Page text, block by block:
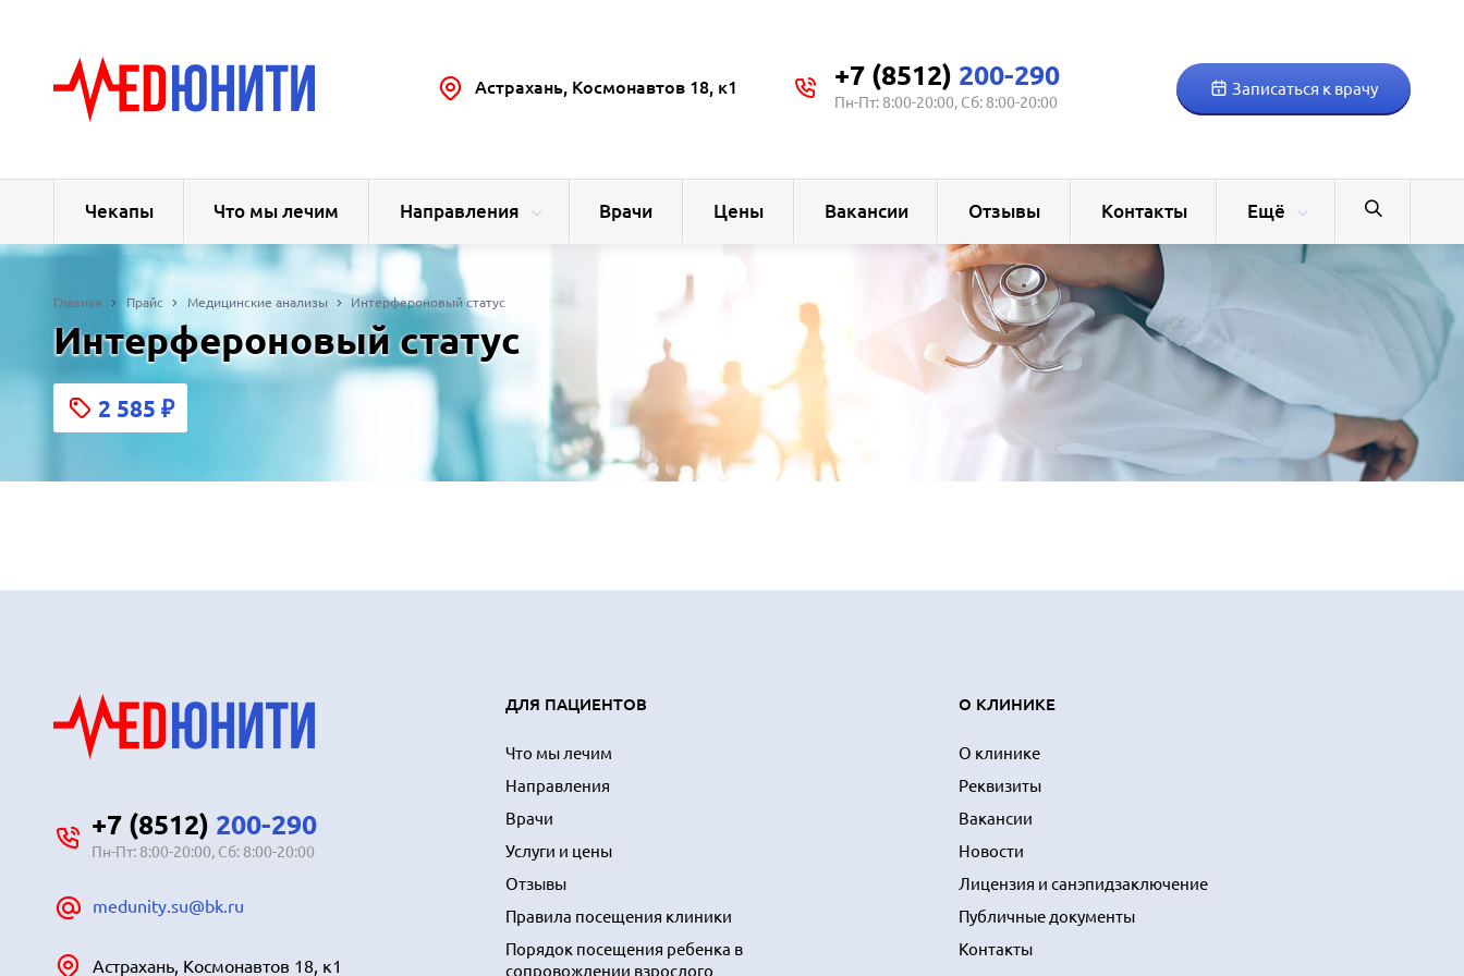
Астрахань, Космонавтов 18, к1 +7 (8512) 200-290
Пн-Пт: 8:00-20:00, Сб: 8:00-20:00
Записаться к врачу
Чекапы Что мы лечим Направления Врачи Цены Вакансии Отзывы Контакты Ещё
Главная Прайс Медицинские анализы Интерфероновый статус
Интерфероновый статус
2 585 ₽
+7 (8512) 200-290
Пн-Пт: 8:00-20:00, Сб: 8:00-20:00
medunity.su@bk.ru
Астрахань, Космонавтов 18, к1
ДЛЯ ПАЦИЕНТОВ
Что мы лечим
Направления
Врачи
Услуги и цены
Отзывы
Правила посещения клиники
Порядок посещения ребенка в
сопровождении взрослого
О КЛИНИКЕ
О клинике
Реквизиты
Вакансии
Новости
Лицензия и санэпидзаключение
Публичные документы
Контакты